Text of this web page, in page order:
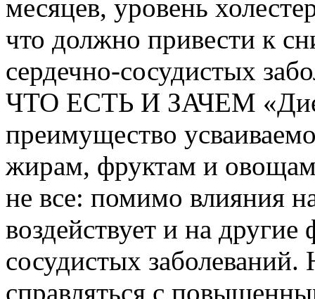
месяцев, уровень
что должно привести к
сердечно-сосудистых
ЧТО ЕСТЬ И ЗАЧЕМ
преимущество
жирам, фруктам и
не все: помимо влияния
воздействует и на
сосудистых
справляться с